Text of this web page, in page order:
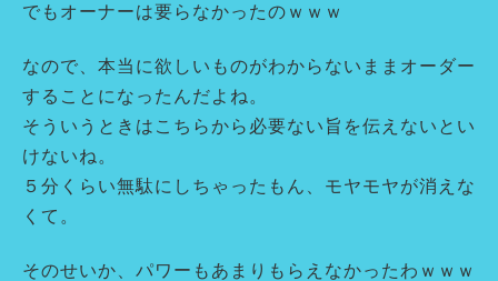
でもオーナーは要らなかったのｗｗｗ
なので、本当に欲しいものがわからないままオーダー
することになったんだよね。
そういうときはこちらから必要ない旨を伝えないとい
けないね。
５分くらい無駄にしちゃったもん、モヤモヤが消えな
くて。
そのせいか、パワーもあまりもらえなかったわｗｗｗ